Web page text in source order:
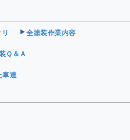
全塗装作業内容
Ｑ＆Ａ
車達